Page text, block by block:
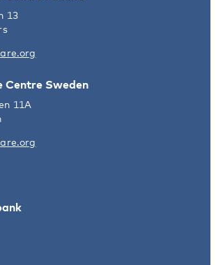
13
Centre Sweden
11A